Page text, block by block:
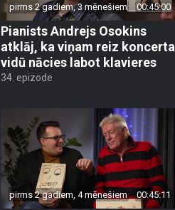
pirms 2 gadiem, 3 mēnešiem 00:45:00
Pianists Andrejs Osokins
atklāj, ka viņam reiz koncerta
vidū nācies labot klavieres
34. epizode
pirms 2 gadiem, 4 mēnešiem 00:45:11